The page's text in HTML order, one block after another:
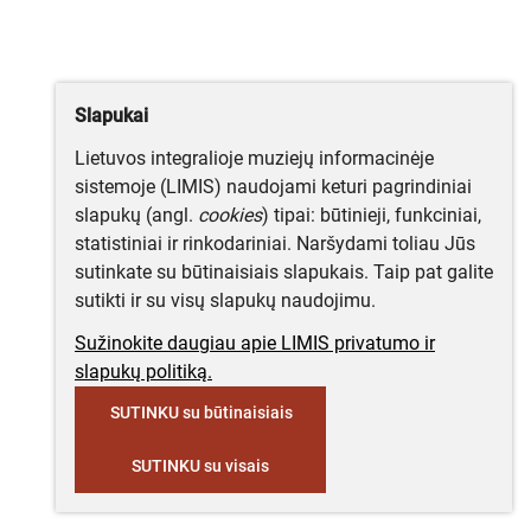
Slapukai
Lietuvos integralioje muziejų informacinėje
sistemoje (LIMIS) naudojami keturi pagrindiniai
slapukų (angl. cookies) tipai: būtinieji, funkciniai,
statistiniai ir rinkodariniai. Naršydami toliau Jūs
sutinkate su būtinaisiais slapukais. Taip pat galite
sutikti ir su visų slapukų naudojimu.
Sužinokite daugiau apie LIMIS privatumo ir
slapukų politiką.
SUTINKU su būtinaisiais
SUTINKU su visais